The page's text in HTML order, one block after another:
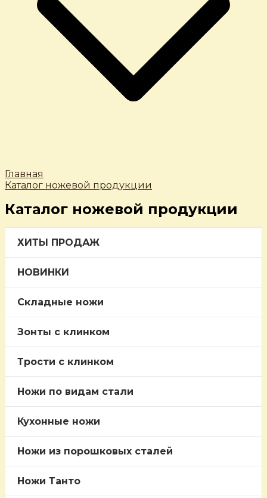
Главная
Каталог ножевой продукции
Каталог ножевой продукции
ХИТЫ ПРОДАЖ
НОВИНКИ
Складные ножи
Зонты с клинком
Трости c клинком
Ножи по видам стали
Кухонные ножи
Ножи из порошковых сталей
Ножи Танто